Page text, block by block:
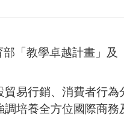
「教學卓越計畫」及
貿易行銷、 消費者行為
培養全方位國際商務